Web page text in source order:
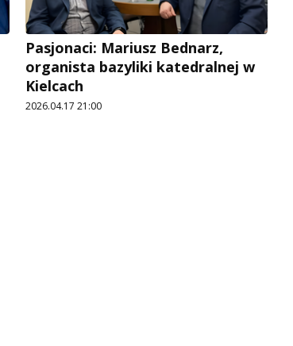
Pasjonaci: Mariusz Bednarz,
organista bazyliki katedralnej w
Kielcach
2026.04.17 21:00